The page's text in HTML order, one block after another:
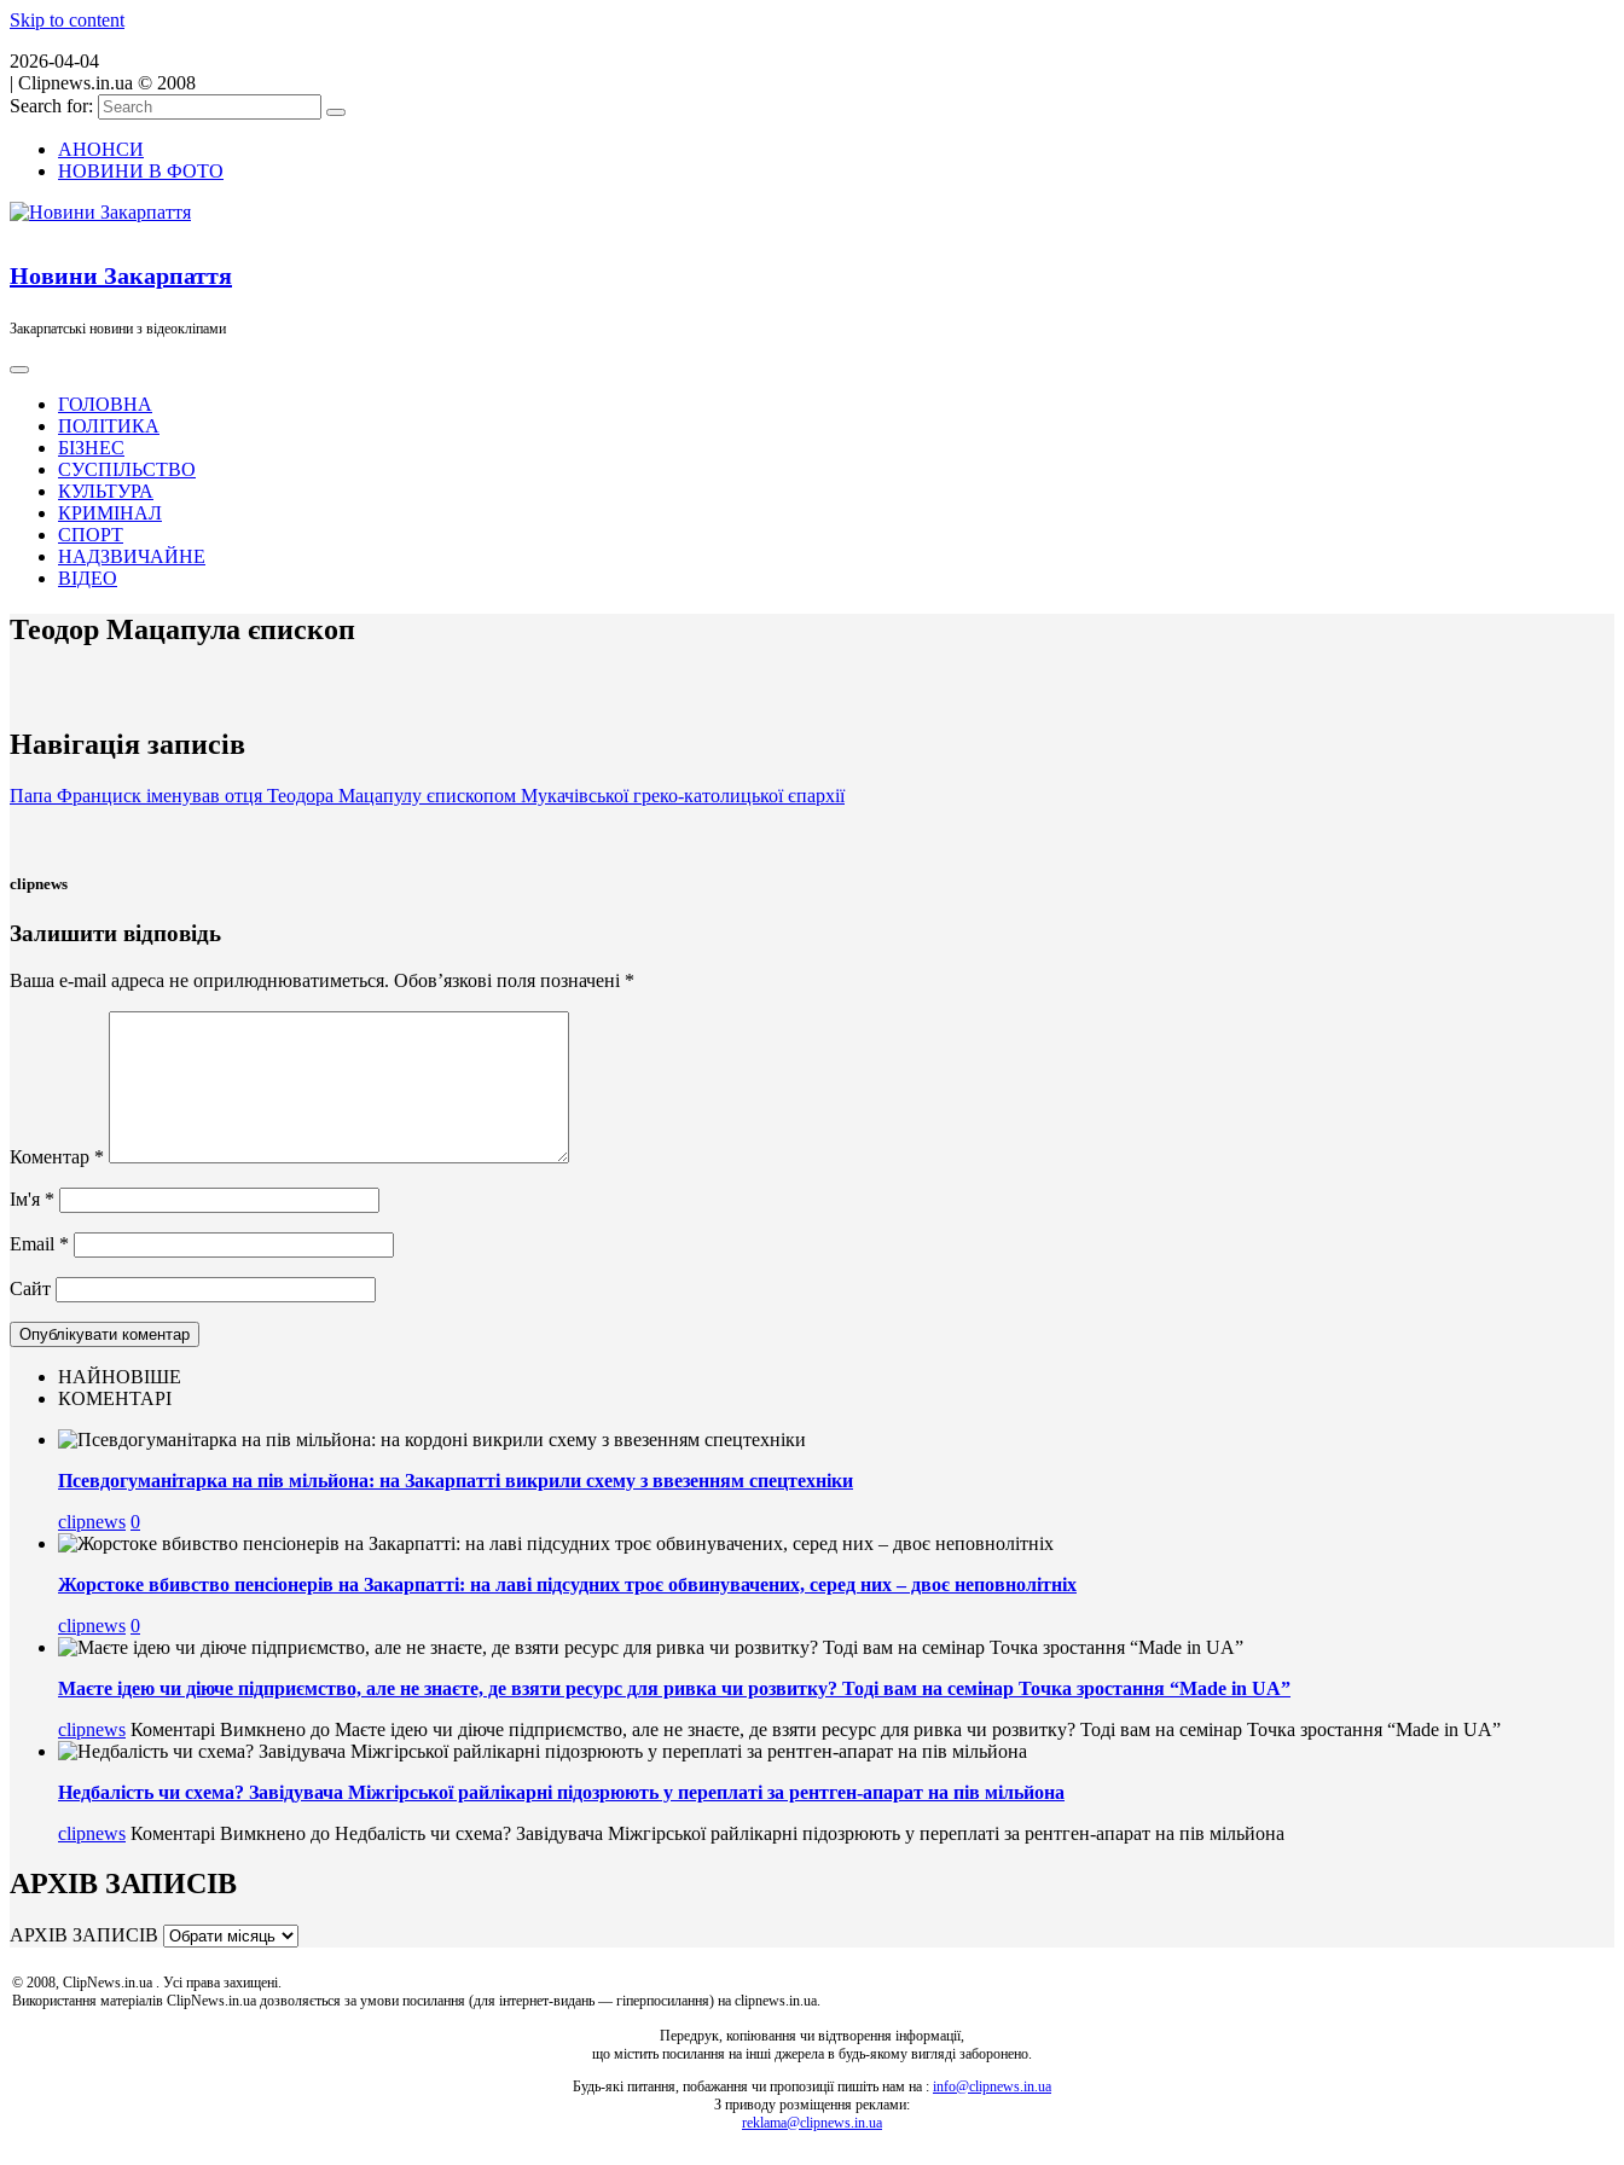
Skip to content
2026-04-04
| Clipnews.in.ua © 2008
Search for:
АНОНСИ
НОВИНИ В ФОТО
Новини Закарпаття
Закарпатські новини з відеокліпами
ГОЛОВНА
ПОЛІТИКА
БІЗНЕС
СУСПІЛЬСТВО
КУЛЬТУРА
КРИМІНАЛ
СПОРТ
НАДЗВИЧАЙНЕ
ВІДЕО
Теодор Мацапула єпископ
Навігація записів
Папа Франциск іменував отця Теодора Мацапулу єпископом Мукачівської греко-католицької єпархії
clipnews
Залишити відповідь
Ваша e-mail адреса не оприлюднюватиметься. Обов’язкові поля позначені *
Коментар *
Ім'я *
Email *
Сайт
НАЙНОВІШЕ
КОМЕНТАРІ
Псевдогуманітарка на пів мільйона: на Закарпатті викрили схему з ввезенням спецтехніки
clipnews 0
Жорстоке вбивство пенсіонерів на Закарпатті: на лаві підсудних троє обвинувачених, серед них – двоє неповнолітніх
clipnews 0
Маєте ідею чи діюче підприємство, але не знаєте, де взяти ресурс для ривка чи розвитку? Тоді вам на семінар Точка зростання “Made in UA”
clipnews Коментарі Вимкнено до Маєте ідею чи діюче підприємство, але не знаєте, де взяти ресурс для ривка чи розвитку? Тоді вам на семінар Точка зростання “Made in UA”
Недбалість чи схема? Завідувача Міжгірської райлікарні підозрюють у переплаті за рентген-апарат на пів мільйона
clipnews Коментарі Вимкнено до Недбалість чи схема? Завідувача Міжгірської райлікарні підозрюють у переплаті за рентген-апарат на пів мільйона
АРХІВ ЗАПИСІВ
АРХІВ ЗАПИСІВ
© 2008, ClipNews.in.ua . Усі права захищені.
Використання матеріалів ClipNews.in.ua дозволяється за умови посилання (для інтернет-видань — гіперпосилання) на clipnews.in.ua.
Передрук, копіювання чи відтворення інформації,
що містить посилання на інші джерела в будь-якому вигляді заборонено.
Будь-які питання, побажання чи пропозиції пишіть нам на : info@clipnews.in.ua
З приводу розміщення реклами:
reklama@clipnews.in.ua